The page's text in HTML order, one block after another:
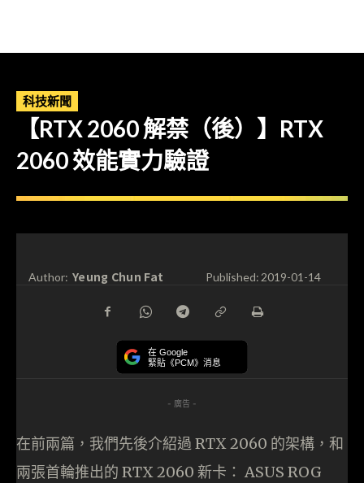
科技新聞
【RTX 2060 解禁（後）】RTX
2060 效能實力驗證
Author: Yeung Chun Fat Published:2019-01-14
在 Google
緊貼《PCM》消息
- 廣告 -
在前兩篇，我們先後介紹過 RTX 2060 的架構，和
兩張首輪推出的 RTX 2060 新卡： ASUS ROG